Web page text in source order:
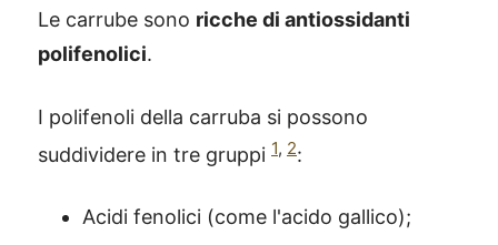
Le carrube sono ricche di antiossidanti
polifenolici.
I polifenoli della carruba si possono
suddividere in tre gruppi 1, 2:
Acidi fenolici (come l'acido gallico);